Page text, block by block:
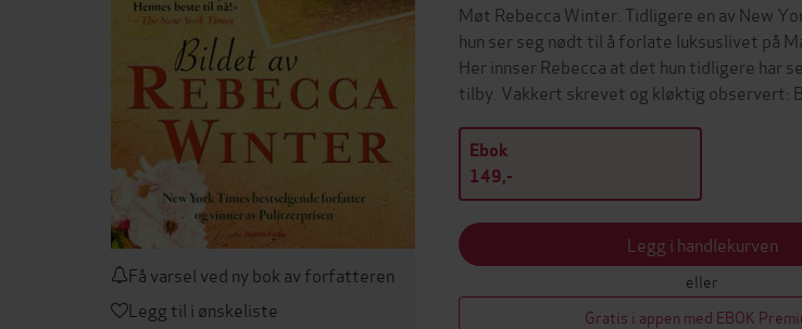
Få varsel ved ny bok av forfatteren
Legg til i ønskeliste
Møt Rebecca Winter. Tidligere en av New
hun ser seg nødt til å forlate luksuslivet på
Her innser Rebecca at det hun tidligere har
tilby. Vakkert skrevet og kløktig observert:
Ebok
149,-
Legg i handlekurven
eller
Gratis i appen med EBOK